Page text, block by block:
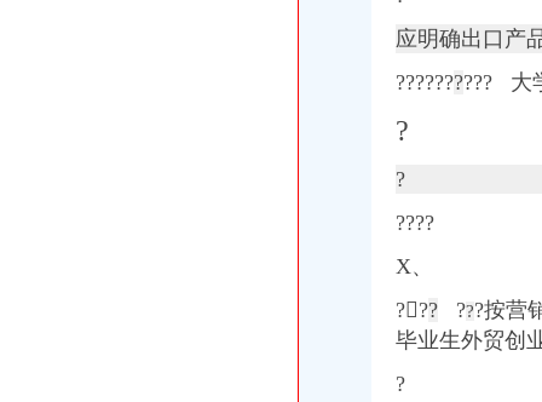
应明确出口产
?????????? 大
?
?
????
X、
??? ???按营
毕业生外贸创
?